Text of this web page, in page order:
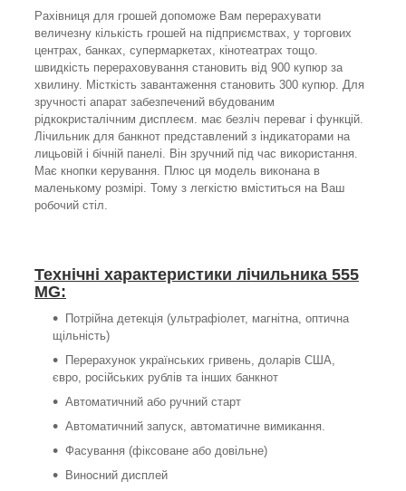
Рахівниця для грошей допоможе Вам перерахувати
величезну кількість грошей на підприємствах, у торгових
центрах, банках, супермаркетах, кінотеатрах тощо.
швидкість перераховування становить від 900 купюр за
хвилину. Місткість завантаження становить 300 купюр. Для
зручності апарат забезпечений вбудованим
рідкокристалічним дисплеєм. має безліч переваг і функцій.
Лічильник для банкнот представлений з індикаторами на
лицьовій і бічній панелі. Він зручний під час використання.
Має кнопки керування. Плюс ця модель виконана в
маленькому розмірі. Тому з легкістю вміститься на Ваш
робочий стіл.
Технічні характеристики лічильника 555
MG:
Потрійна детекція (ультрафіолет, магнітна, оптична
щільність)
Перерахунок українських гривень, доларів США,
євро, російських рублів та інших банкнот
Автоматичний або ручний старт
Автоматичний запуск, автоматичне вимикання.
Фасування (фіксоване або довільне)
Виносний дисплей